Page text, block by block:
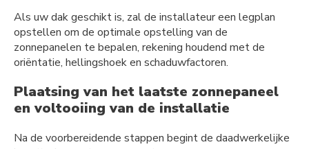
Als uw dak geschikt is, zal de installateur een legplan
opstellen om de optimale opstelling van de
zonnepanelen te bepalen, rekening houdend met de
oriëntatie, hellingshoek en schaduwfactoren.
Plaatsing van het laatste zonnepaneel
en voltooiing van de installatie
Na de voorbereidende stappen begint de daadwerkelijke